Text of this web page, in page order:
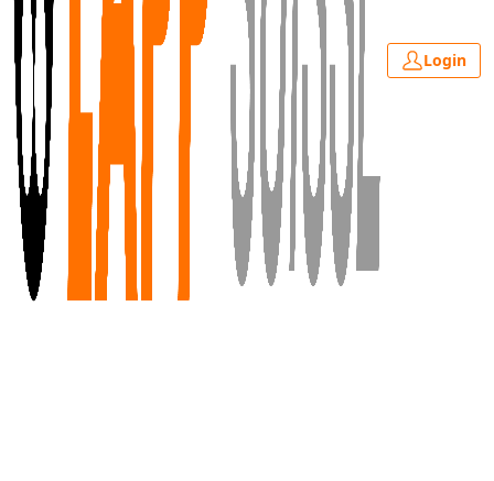
Login